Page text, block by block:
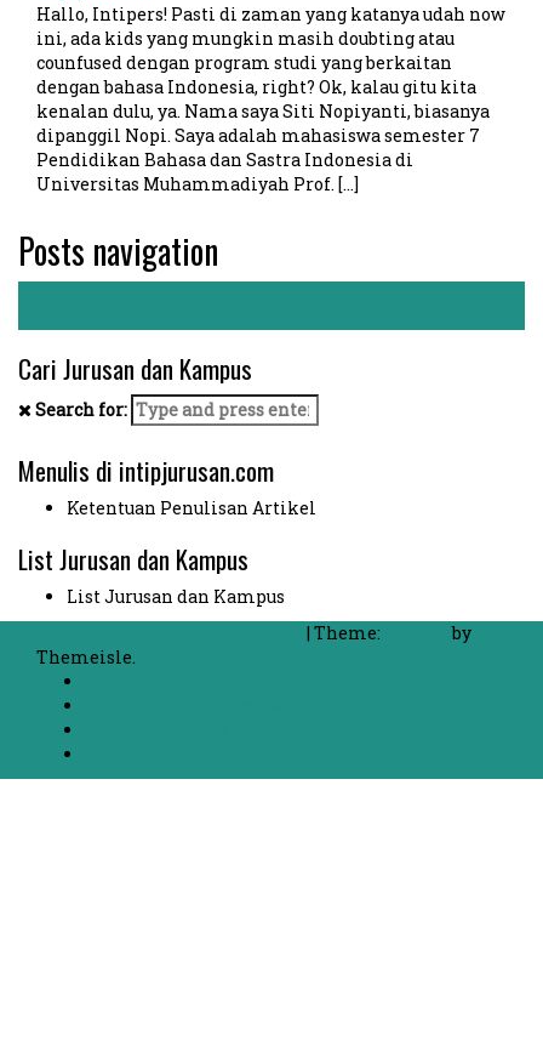
Hallo, Intipers! Pasti di zaman yang katanya udah now
ini, ada kids yang mungkin masih doubting atau
counfused dengan program studi yang berkaitan
dengan bahasa Indonesia, right? Ok, kalau gitu kita
kenalan dulu, ya. Nama saya Siti Nopiyanti, biasanya
dipanggil Nopi. Saya adalah mahasiswa semester 7
Pendidikan Bahasa dan Sastra Indonesia di
Universitas Muhammadiyah Prof. […]
Posts navigation
Cari Jurusan dan Kampus
Search for:
Menulis di intipjurusan.com
Ketentuan Penulisan Artikel
List Jurusan dan Kampus
List Jurusan dan Kampus
| Theme:
by
Themeisle.